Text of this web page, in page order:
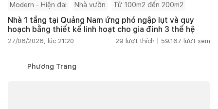
Modern - Hiện đại Nhà vườn Từ 100m2 đến 200m2
Nhà 1 tầng tại Quảng Nam ứng phó ngập lụt và quy
hoạch bằng thiết kế linh hoạt cho gia đình 3 thế hệ
27/06/2026, lúc 21:20 29 lượt thích | 59.167 lượt xem
Phương Trang